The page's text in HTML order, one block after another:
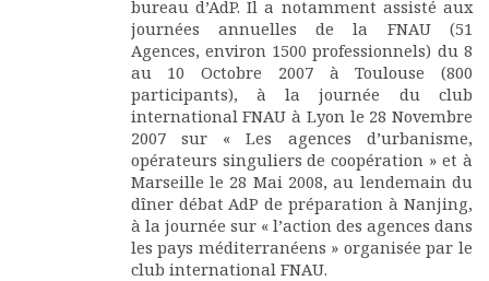
bureau d’AdP. Il a notamment assisté aux
journées annuelles de la FNAU (51
Agences, environ 1500 professionnels) du 8
au 10 Octobre 2007 à Toulouse (800
participants), à la journée du club
international FNAU à Lyon le 28 Novembre
2007 sur « Les agences d’urbanisme,
opérateurs singuliers de coopération » et à
Marseille le 28 Mai 2008, au lendemain du
dîner débat AdP de préparation à Nanjing,
à la journée sur « l’action des agences dans
les pays méditerranéens » organisée par le
club international FNAU.